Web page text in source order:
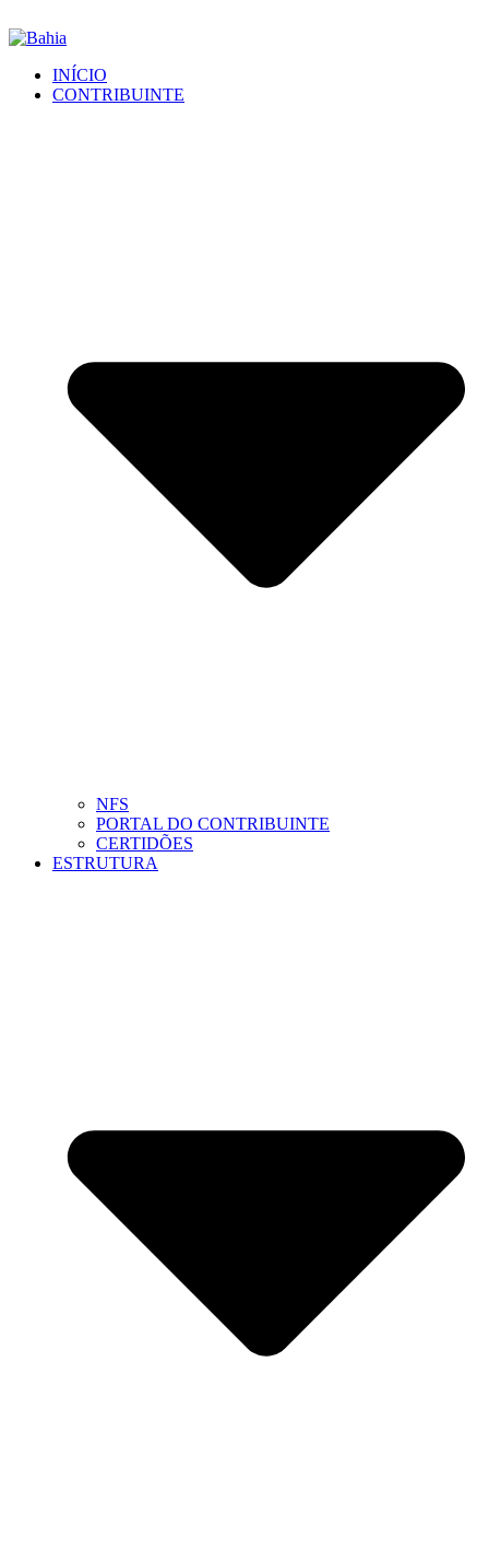
INÍCIO
CONTRIBUINTE
NFS
PORTAL DO CONTRIBUINTE
CERTIDÕES
ESTRUTURA